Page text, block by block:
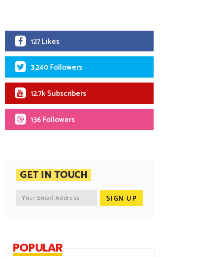
127 Likes
3,240 Followers
12.7k Subscribers
136 Followers
GET IN TOUCH
POPULAR